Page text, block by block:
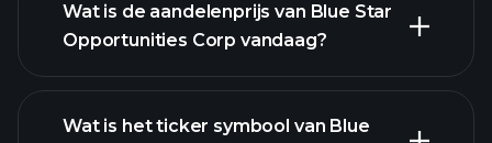
Wat is de aandelenprijs van Blue Star
Opportunities Corp vandaag?
Wat is het ticker symbool van Blue